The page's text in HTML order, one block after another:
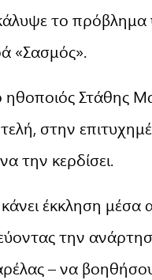
το πρόβλημα
«Σασμός».
ηθοποιός Στάθης
στην
την κερδίσει.
έκκληση
την
– να